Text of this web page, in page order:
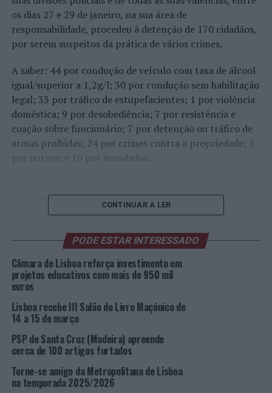
os dias 27 e 29 de janeiro, na sua área de
responsabilidade, procedeu à detenção de 170 cidadãos,
por serem suspeitos da prática de vários crimes.
A saber: 44 por condução de veículo com taxa de álcool
igual/superior a 1,2g/l; 30 por condução sem habilitação
legal; 33 por tráfico de estupefacientes; 1 por violência
doméstica; 9 por desobediência; 7 por resistência e
coação sobre funcionário; 7 por detenção ou tráfico de
armas proibidas; 24 por crimes contra a propriedade; 5
por outros; e 10 por mandados.
Metropolitano de Lisboa da PSP apreendeu quatro
armas de fogo e vinte e três armas brancas, bem como,
individuais de cocaína e 180,40 doses individuais de
heroína.
Grande parte das intervenções policiais e das detenções
levada a cabo pelos Polícias.
Foto: DR.
TÓPICOS RELACIONADOS: CRIMINALIDADE
LISBOA
PSP
CONTINUAR A LER
PODE ESTAR INTERESSADO
Câmara de Lisboa reforça investimento em
projetos educativos com mais de 950 mil
euros
Lisboa recebe III Salão do Livro Maçónico de
14 a 15 de março
PSP de Santa Cruz (Madeira) apreende
cerca de 100 artigos furtados
Torne-se amigo da Metropolitana de Lisboa
na temporada 2025/2026